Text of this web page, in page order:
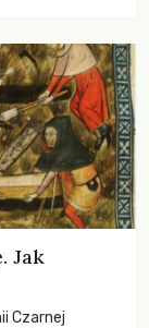
Jak
Czarnej